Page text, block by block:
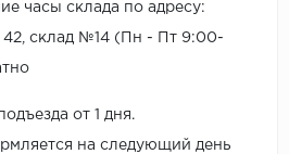
часы склада по адресу:
42, склад №14 (Пн - Пт 9:00-
от 1 дня.
на следующий день